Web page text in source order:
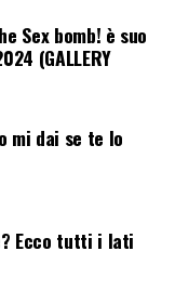
quotidianità
continua
scorci
però
strappato
fa, il vero
Cristiano Jr.
volato: il
Sex bomb! è suo
(GALLERY
mi dai se te lo
Ecco tutti i lati